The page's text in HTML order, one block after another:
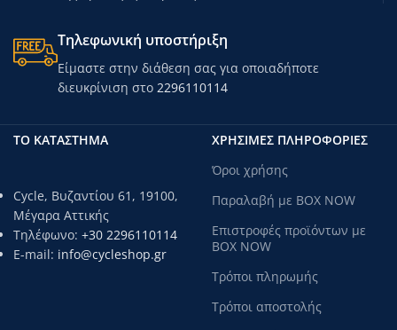
Τηλεφωνική υποστήριξη
Είμαστε στην διάθεση σας για οποιαδήποτε
διευκρίνιση στο 2296110114
ΤΟ ΚΑΤΑΣΤΗΜΑ
Cycle, Βυζαντίου 61, 19100,
Μέγαρα Αττικής
Τηλέφωνο: +30 2296110114
E-mail: info@cycleshop.gr
ΧΡΗΣΙΜΕΣ ΠΛΗΡΟΦΟΡΙΕΣ
Όροι χρήσης
Παραλαβή με BOX NOW
Επιστροφές προϊόντων με
BOX NOW
Τρόποι πληρωμής
Τρόποι αποστολής